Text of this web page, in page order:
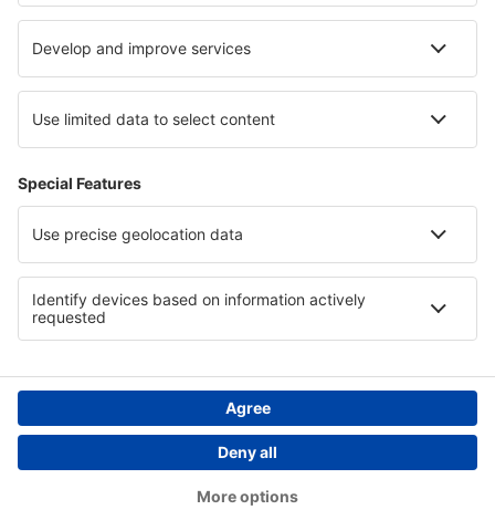
Țări
Siteuri internaționale
eSky.eu eSky.com eDestinos.com